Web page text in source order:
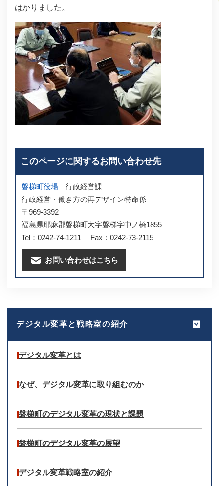
はかりました。
このページに関するお問い合わせ先
磐梯町役場
行政経営課
行政経営・働き方の再デザイン特命係
〒969-3392
福島県耶麻郡磐梯町大字磐梯字中ノ橋1855
Tel：0242-74-1211
Fax：0242-73-2115
お問い合わせはこちら
デジタル変革と戦略室の紹介
デジタル変革とは
なぜ、デジタル変革に取り組むのか
磐梯町のデジタル変革の現状と課題
磐梯町のデジタル変革の展望
デジタル変革戦略室の紹介